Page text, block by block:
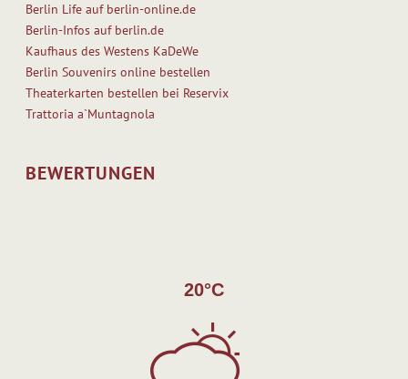
Berlin Life auf berlin-online.de
Berlin-Infos auf berlin.de
Kaufhaus des Westens KaDeWe
Berlin Souvenirs online bestellen
Theaterkarten bestellen bei Reservix
Trattoria a`Muntagnola
BEWERTUNGEN
20°C